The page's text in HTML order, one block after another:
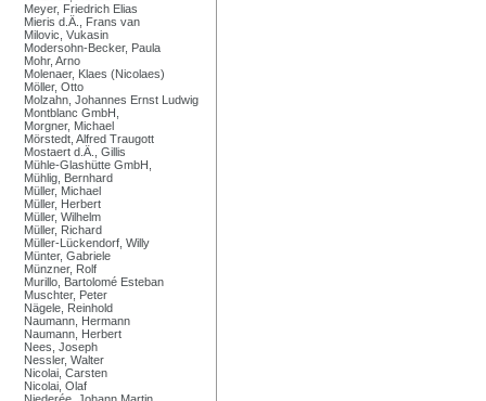
Meyer, Friedrich Elias
Mieris d.Ä., Frans van
Milovic, Vukasin
Modersohn-Becker, Paula
Mohr, Arno
Molenaer, Klaes (Nicolaes)
Möller, Otto
Molzahn, Johannes Ernst Ludwig
Montblanc GmbH,
Morgner, Michael
Mörstedt, Alfred Traugott
Mostaert d.Ä., Gillis
Mühle-Glashütte GmbH,
Mühlig, Bernhard
Müller, Michael
Müller, Herbert
Müller, Wilhelm
Müller, Richard
Müller-Lückendorf, Willy
Münter, Gabriele
Münzner, Rolf
Murillo, Bartolomé Esteban
Muschter, Peter
Nägele, Reinhold
Naumann, Hermann
Naumann, Herbert
Nees, Joseph
Nessler, Walter
Nicolai, Carsten
Nicolai, Olaf